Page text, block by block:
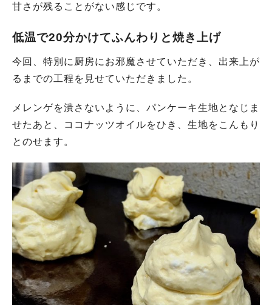
甘さが残ることがない感じです。
低温で20分かけてふんわりと焼き上げ
今回、特別に厨房にお邪魔させていただき、出来上が
るまでの工程を見せていただきました。
メレンゲを潰さないように、パンケーキ生地となじま
せたあと、ココナッツオイルをひき、生地をこんもり
とのせます。